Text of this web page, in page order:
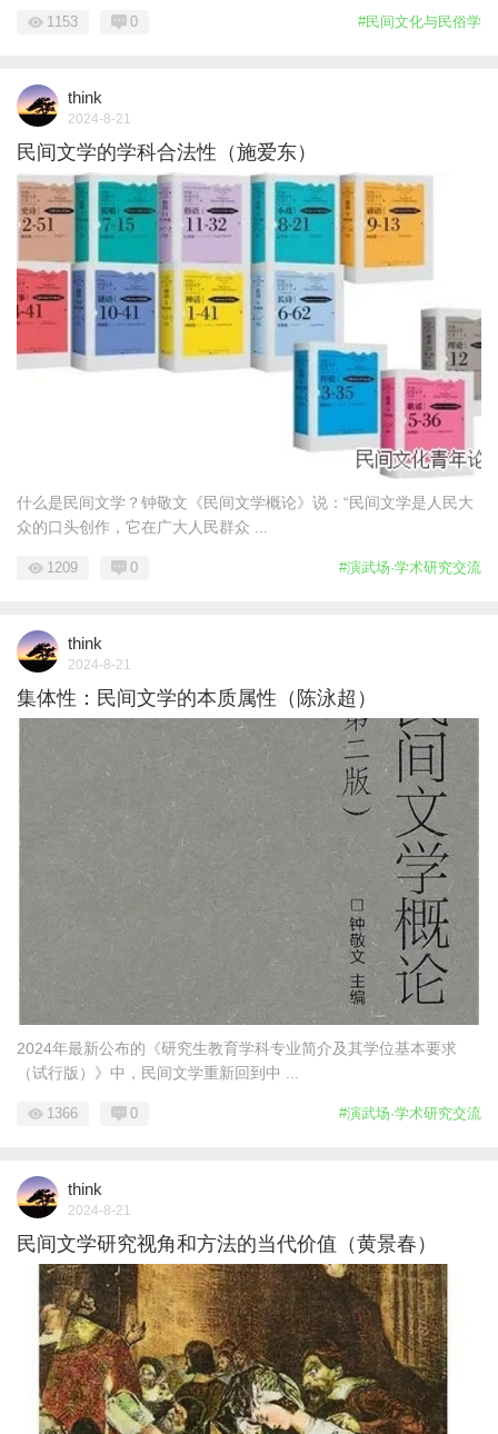
#民间文化与民俗学
1153 0
think
2024-8-21
民间文学的学科合法性（施爱东）
什么是民间文学？钟敬文《民间文学概论》说：“民间文学是人民大
众的口头创作，它在广大人民群众 ...
#演武场·学术研究交流
1209 0
think
2024-8-21
集体性：民间文学的本质属性（陈泳超）
2024年最新公布的《研究生教育学科专业简介及其学位基本要求
（试行版）》中，民间文学重新回到中 ...
#演武场·学术研究交流
1366 0
think
2024-8-21
民间文学研究视角和方法的当代价值（黄景春）